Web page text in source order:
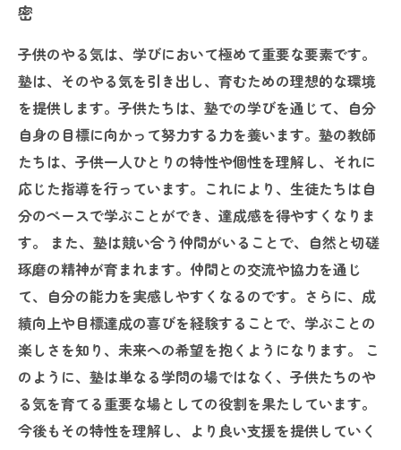
密
子供のやる気は、学びにおいて極めて重要な要素です。
塾は、そのやる気を引き出し、育むための理想的な環境
を提供します。子供たちは、塾での学びを通じて、自分
自身の目標に向かって努力する力を養います。塾の教師
たちは、子供一人ひとりの特性や個性を理解し、それに
応じた指導を行っています。これにより、生徒たちは自
分のペースで学ぶことができ、達成感を得やすくなりま
す。 また、塾は競い合う仲間がいることで、自然と切磋
琢磨の精神が育まれます。仲間との交流や協力を通じ
て、自分の能力を実感しやすくなるのです。さらに、成
績向上や目標達成の喜びを経験することで、学ぶことの
楽しさを知り、未来への希望を抱くようになります。 こ
のように、塾は単なる学問の場ではなく、子供たちのや
る気を育てる重要な場としての役割を果たしています。
今後もその特性を理解し、より良い支援を提供していく